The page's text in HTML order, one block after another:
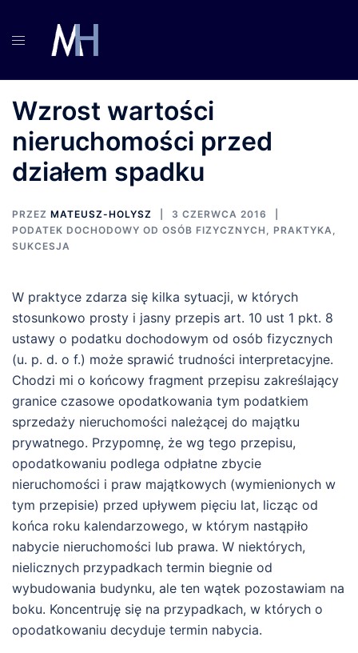
Wzrost wartości
nieruchomości przed
działem spadku
PRZEZ MATEUSZ-HOLYSZ
3 CZERWCA 2016
PODATEK DOCHODOWY OD OSÓB FIZYCZNYCH , PRAKTYKA,
SUKCESJA
W praktyce zdarza się kilka sytuacji, w których
stosunkowo prosty i jasny przepis art. 10 ust 1 pkt. 8
ustawy o podatku dochodowym od osób fizycznych
(u. p. d. o f.) może sprawić trudności interpretacyjne.
Chodzi mi o końcowy fragment przepisu zakreślający
granice czasowe opodatkowania tym podatkiem
sprzedaży nieruchomości należącej do majątku
prywatnego. Przypomnę, że wg tego przepisu,
opodatkowaniu podlega odpłatne zbycie
nieruchomości i praw majątkowych (wymienionych w
tym przepisie) przed upływem pięciu lat, licząc od
końca roku kalendarzowego, w którym nastąpiło
nabycie nieruchomości lub prawa. W niektórych,
nielicznych przypadkach termin biegnie od
wybudowania budynku, ale ten wątek pozostawiam na
boku. Koncentruję się na przypadkach, w których o
opodatkowaniu decyduje termin nabycia.